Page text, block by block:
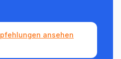
ansehen